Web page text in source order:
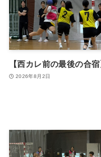
【西カレ前の最後の合宿
2026年8月2日